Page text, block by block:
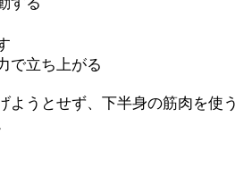
立ち上がる
ようとせず、下半身の筋肉を使う